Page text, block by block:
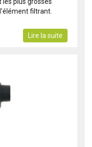
filtrant.
Lire la suite